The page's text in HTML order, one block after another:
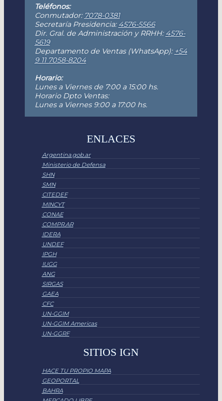
Teléfonos:
Conmutador: 7078-0381
Secretaría Presidencia: 4576-5566
Dir. Gral. de Administración y RRHH: 4576-
5619
Departamento de Ventas (WhatsApp): +54
9 11 7058-8204
Horario:
Lunes a Viernes de 7:00 a 15:00 hs.
Horario Dpto Ventas:
Lunes a Viernes 9:00 a 17:00 hs.
ENLACES
Argentina.gob.ar
Ministerio de Defensa
SHN
SMN
CITEDEF
MINCYT
CONAE
COMPR.AR
IDERA
UNDEF
IPGH
IUGG
ANG
SIRGAS
GAEA
CFC
UN-GGIM
UN-GGIM Americas
UN-GGRF
SITIOS IGN
HACE TU PROPIO MAPA
GEOPORTAL
BAHRA